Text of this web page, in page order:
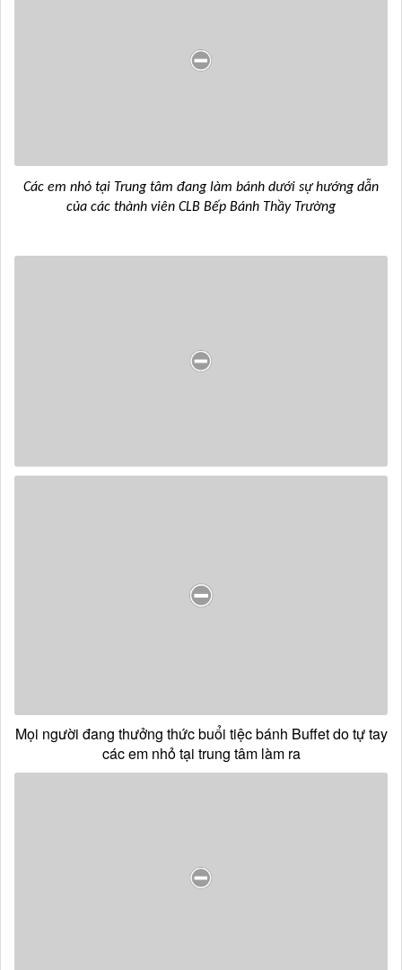
Các em nhỏ tại Trung tâm đang làm bánh dưới sự hướng dẫn
của các thành viên CLB Bếp Bánh Thầy Trường
Mọi người đang thưởng thức buổi tiệc bánh Buffet do tự tay
các em nhỏ tại trung tâm làm ra